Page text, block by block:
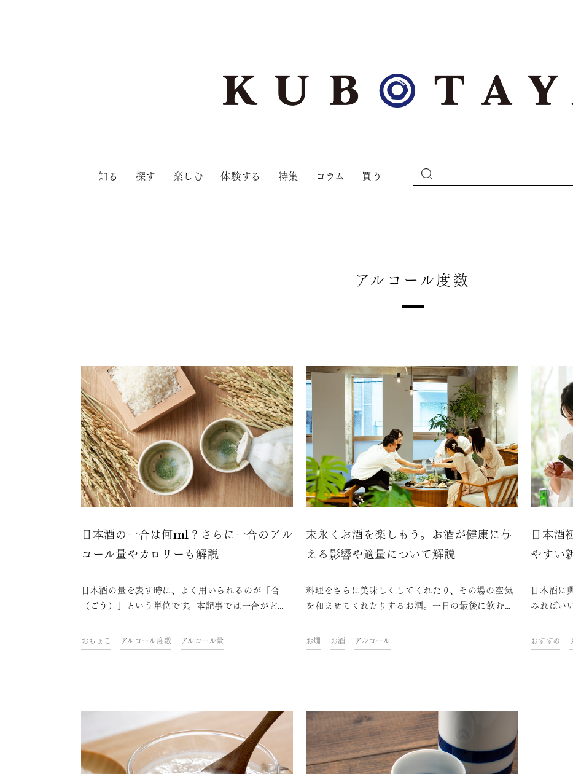
知る 探す 楽しむ 体験する 特集 コラム 買う
アルコール度数
日本酒の一合は何ml？さらに一合のアル
コール量やカロリーも解説
日本酒の量を表す時に、よく用いられるのが「合
（ごう）」という単位です。本記事では一合がどれ
についてもご紹介します。さらに、一合のアルコー
ル量やカロリーはどのくらいかについて、他の種類
おちょこ アルコール度数 アルコール量
末永くお酒を楽しもう。お酒が健康に与
える影響や適量について解説
料理をさらに美味しくしてくれたり、その場の空気
を和ませてくれたりするお酒。一日の最後に飲むあ
う。しかし、飲む量や飲み方を誤れば幸せ以外のも
のを運んでくるというのも、目を背けてはいけない
まで目を通してくださいね。
お燗 お酒 アルコール
日本酒
やすい
日本酒に
みればい
て、おす
プに当て
おすすめ